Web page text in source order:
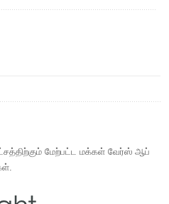
மேற்பட்ட மக்கள் வேர்ஸ் ஆப்